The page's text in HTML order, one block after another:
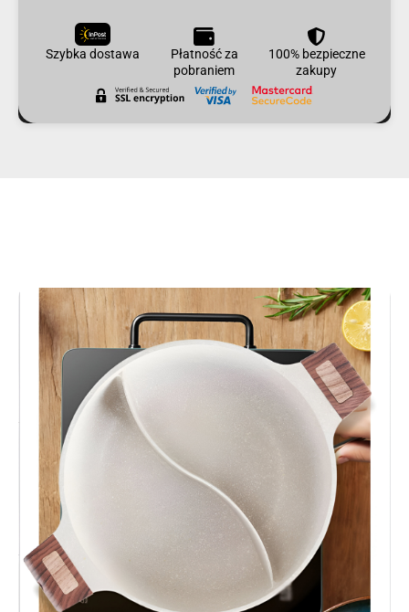
Szybka dostawa
Płatność za
pobraniem
100% bezpieczne
zakupy